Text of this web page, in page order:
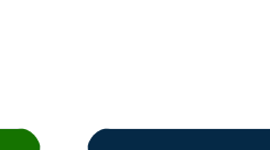
Concursos em depoimento
Estudante Sergio